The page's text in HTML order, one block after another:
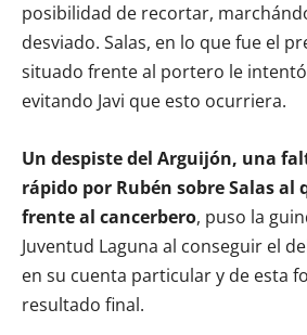
posibilidad de recortar,
desviado. Salas, en lo que fue el
situado frente al portero le
evitando Javi que esto ocurriera.
Un despiste del Arguijón, una
rápido por Rubén sobre Salas al
frente al cancerbero, puso la
Juventud Laguna al conseguir el
en su cuenta particular y de esta
resultado final.